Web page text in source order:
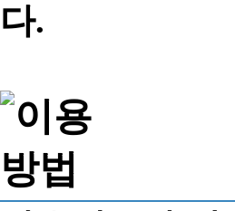
다.